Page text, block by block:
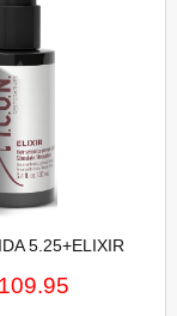
5.25+ELIXIR